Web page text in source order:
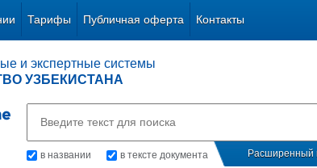
Тарифы Публичная оферта Контакты
и экспертные системы
УЗБЕКИСТАНА
в названии в тексте документа Расширенный